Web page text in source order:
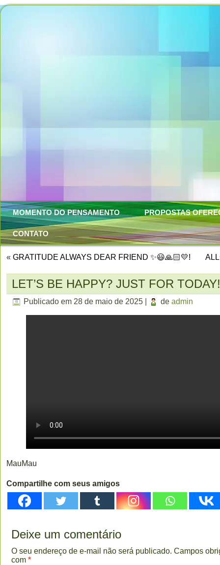
MOMENTO DO PENSAMENTO PROPOSTAS
CONTATO
« GRATITUDE ALWAYS DEAR FRIEND ✨😃🙏🏻💛!
LET’S BE HAPPY? JUST FOR
Publicado em 28 de maio de 2025 de admin
MauMau
Compartilhe com seus amigos
Deixe um comentário
O seu endereço de e-mail não será publicado. Campos
com *